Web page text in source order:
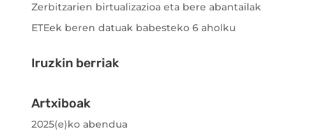
Zerbitzarien birtualizazioa eta bere abantailak
ETEek beren datuak babesteko 6 aholku
Iruzkin berriak
Artxiboak
2025(e)ko abendua